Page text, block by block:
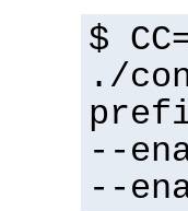
$
./
--
--